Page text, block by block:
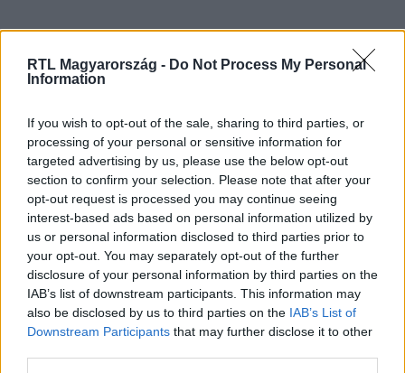
RTL Magyarország - Do Not Process My Personal
Information
If you wish to opt-out of the sale, sharing to third parties, or
processing of your personal or sensitive information for
targeted advertising by us, please use the below opt-out
section to confirm your selection. Please note that after your
opt-out request is processed you may continue seeing
interest-based ads based on personal information utilized by
us or personal information disclosed to third parties prior to
your opt-out. You may separately opt-out of the further
disclosure of your personal information by third parties on the
IAB’s list of downstream participants. This information may
also be disclosed by us to third parties on the IAB’s List of
Downstream Participants that may further disclose it to other
Itt állítsd be, hogy az RTL.hu az elsők között
legyen a Google-találatokban!
Kövess minket, és értesülj a friss hírekről a
Facebookon is!